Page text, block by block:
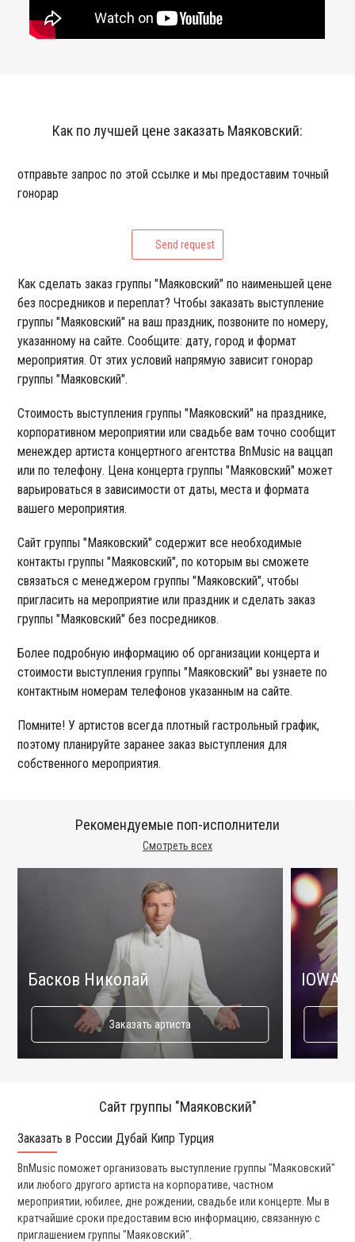
Как по лучшей цене заказать Маяковский:
отправьте запрос по этой ссылке и мы предоставим точный
гонорар
Send request
Как сделать заказ группы "Маяковский" по наименьшей цене
без посредников и переплат? Чтобы заказать выступление
группы "Маяковский" на ваш праздник, позвоните по номеру,
указанному на сайте. Сообщите: дату, город и формат
мероприятия. От этих условий напрямую зависит гонорар
группы "Маяковский".
Стоимость выступления группы "Маяковский" на празднике,
корпоративном мероприятии или свадьбе вам точно сообщит
менеждер артиста концертного агентства BnMusic на ваццап
или по телефону. Цена концерта группы "Маяковский" может
варьироваться в зависимости от даты, места и формата
вашего мероприятия.
Сайт группы "Маяковский" содержит все необходимые
контакты группы "Маяковский", по которым вы сможете
связаться с менеджером группы "Маяковский", чтобы
пригласить на мероприятие или праздник и сделать заказ
группы "Маяковский" без посредников.
Более подробную информацию об организации концерта и
стоимости выступления группы "Маяковский" вы узнаете по
контактным номерам телефонов указанным на сайте.
Помните! У артистов всегда плотный гастрольный график,
поэтому планируйте заранее заказ выступления для
собственного мероприятия.
Смотреть всех
Рекомендуемые поп-исполнители
Басков Николай
Заказать артиста
IOWA
Сайт группы "Маяковский"
Заказать в России Дубай Кипр Турция
BnMusic поможет организовать выступление группы "Маяковский"
или любого другого артиста на корпоративе, частном
мероприятии, юбилее, дне рождении, свадьбе или концерте. Мы в
кратчайшие сроки предоставим всю информацию, связанную с
приглашением группы "Маяковский".